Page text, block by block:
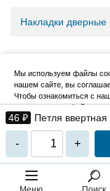
46 ₽ Петля
- +
Накладки
Мы используем файлы
нашем сайте, вы
Чтобы ознакомиться с
использовании файлов
Я согласен